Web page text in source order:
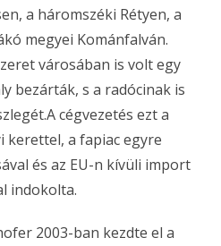
a háromszéki Rétyen, a
megyei Kománfalván.
városában is volt egy
bezárták, s a radócinak is
cégvezetés ezt a
a fapiac egyre
és az EU-n kívüli import
indokolta.
2003-ban kezdte el a